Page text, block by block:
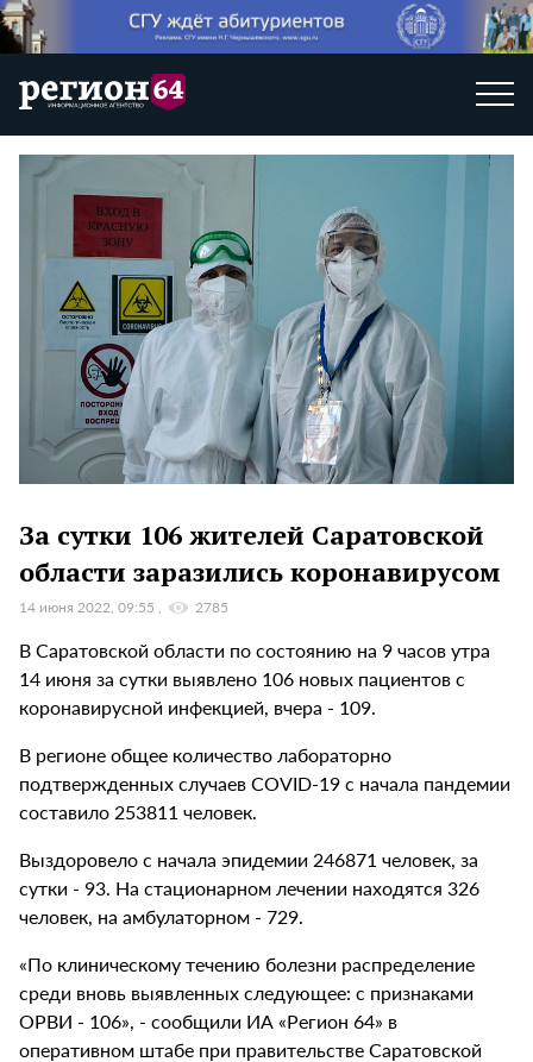
За сутки 106 жителей Саратовской
области заразились коронавирусом
14 июня 2022, 09:55 2785
В Саратовской области по состоянию на 9 часов утра
14 июня за сутки выявлено 106 новых пациентов с
коронавирусной инфекцией, вчера - 109.
В регионе общее количество лабораторно
подтвержденных случаев COVID-19 с начала пандемии
составило 253811 человек.
Выздоровело с начала эпидемии 246871 человек, за
сутки - 93. На стационарном лечении находятся 326
человек, на амбулаторном - 729.
«По клиническому течению болезни распределение
среди вновь выявленных следующее: с признаками
ОРВИ - 106», - сообщили ИА «Регион 64» в
оперативном штабе при правительстве Саратовской